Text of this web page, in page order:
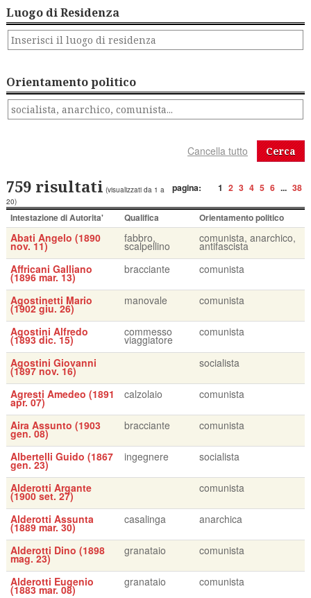
Luogo di Residenza
Orientamento politico
Cerca
pagina: 1 2 3 4 5 6 ... 38
759 risultati (visualizzati da 1 a
20)
Intestazione di Autorita' Qualifica Orientamento politico
Abati Angelo (1890
nov. 11)
fabbro,
scalpellino
comunista, anarchico,
antifascista
Affricani Galliano
(1896 mar. 13)
bracciante comunista
Agostinetti Mario
(1902 giu. 26)
manovale comunista
Agostini Alfredo
(1893 dic. 15)
commesso
viaggiatore
comunista
Agostini Giovanni
(1897 nov. 16)
socialista
Agresti Amedeo (1891
apr. 07)
calzolaio comunista
Aira Assunto (1903
gen. 08)
bracciante comunista
Albertelli Guido (1867
gen. 23)
ingegnere socialista
Alderotti Argante
(1900 set. 27)
comunista
Alderotti Assunta
(1889 mar. 30)
casalinga anarchica
Alderotti Dino (1898
mag. 23)
granataio comunista
Alderotti Eugenio
(1883 mar. 08)
granataio comunista